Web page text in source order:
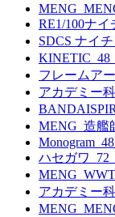
RE1/100ナ
SDCS ナイ
フレームア
アカデミー
MENG_造艦
ハセガワ
アカデミー